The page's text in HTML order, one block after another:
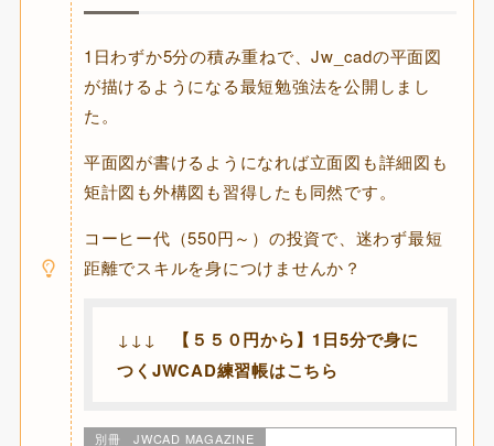
1日わずか5分の積み重ねで、Jw_cadの平面図
が描けるようになる最短勉強法を公開しまし
た。
平面図が書けるようになれば立面図も詳細図も
矩計図も外構図も習得したも同然です。
コーヒー代（550円～）の投資で、迷わず最短
距離でスキルを身につけませんか？
↓↓↓
【５５０円から】1日5分で身に
つくJWCAD練習帳はこちら
別冊 JWCAD MAGAZINE